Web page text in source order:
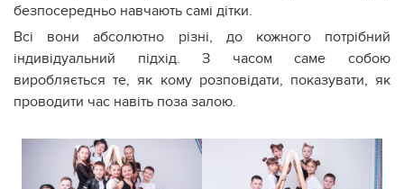
безпосередньо навчають самі дітки.
Всі вони абсолютно різні, до кожного потрібний
індивідуальний підхід. З часом саме собою
виробляється те, як кому розповідати, показувати, як
проводити час навіть поза залою.